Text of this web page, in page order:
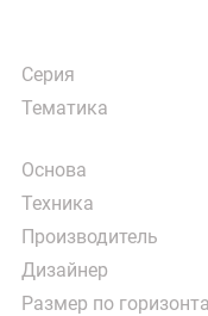
Серия
Тематика
Основа
Техника
Производитель
Дизайнер
Размер по